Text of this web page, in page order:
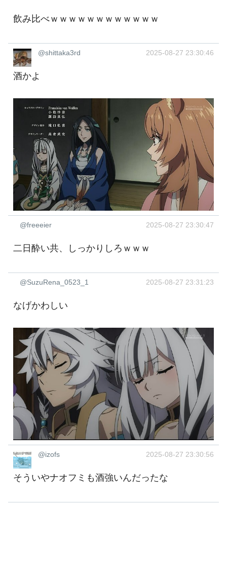
飲み比べｗｗｗｗｗｗｗｗｗｗｗｗ
@shittaka3rd 2025-08-27 23:30:46
酒かよ
@freeeier 2025-08-27 23:30:47
二日酔い共、しっかりしろｗｗｗ
@SuzuRena_0523_1 2025-08-27 23:31:23
なげかわしい
@izofs 2025-08-27 23:30:56
そういやナオフミも酒強いんだったな